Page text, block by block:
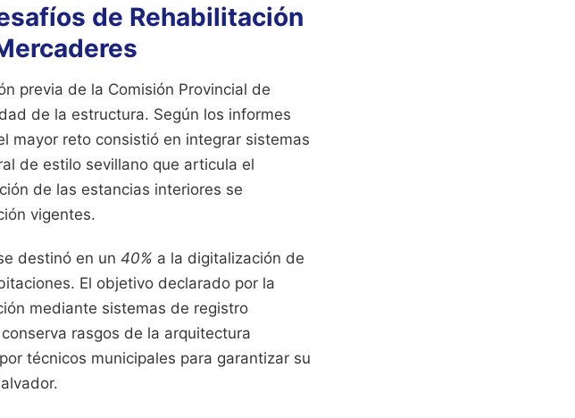
de Rehabilitación
previa de la Comisión Provincial de
de la estructura. Según los informes
mayor reto consistió en integrar sistemas
de estilo sevillano que articula el
de las estancias interiores se
vigentes.
destinó en un 40% a la digitalización de
El objetivo declarado por la
mediante sistemas de registro
rasgos de la arquitectura
técnicos municipales para garantizar su